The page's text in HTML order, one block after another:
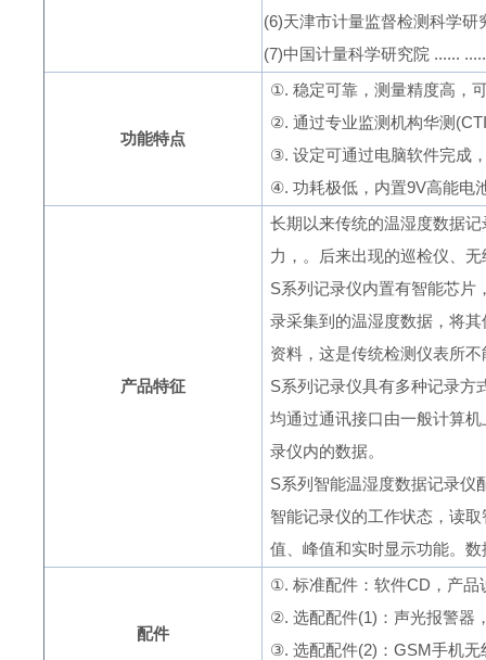
(6)天津市计量监督检测科学研
(7)中国计量科学研究院 ......
功能特点
①. 稳定可靠，测量精度高，
②. 通过专业监测机构华测(CTI
③. 设定可通过电脑软件完成
④. 功耗极低，内置9V高能电
产品特征
长期以来传统的温湿度数据
力，。后来出现的巡检仪、
S系列记录仪内置有智能芯片
录采集到的温湿度数据，将
资料，这是传统检测仪表所
S系列记录仪具有多种记录方
均通过通讯接口由一般计算
录仪内的数据。
S系列智能温湿度数据记录仪
智能记录仪的工作状态，读
值、峰值和实时显示功能。数
配件
①. 标准配件：软件CD ，产
②. 选配配件(1)：声光报警器
③. 选配配件(2)： GSM手机无